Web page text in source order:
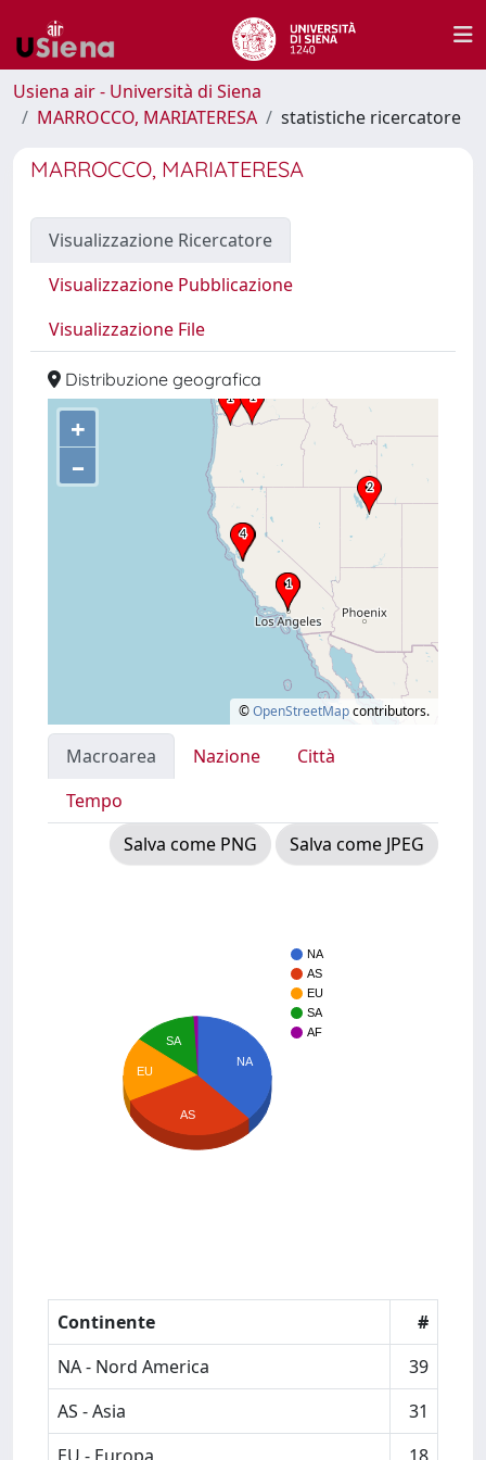
Usiena air - Università di Siena
MARROCCO, MARIATERESA
statistiche ricercatore
MARROCCO, MARIATERESA
Visualizzazione Ricercatore
Visualizzazione Pubblicazione
Visualizzazione File
Distribuzione geografica
+
–
©OpenStreetMapcontributors.
Macroarea Nazione
Città
Tempo
Salva come PNG
Salva come JPEG
NA
AS
EU
SA
AF
NA
SA
EU
AS
Continente
#
NA - Nord America
39
AS - Asia
31